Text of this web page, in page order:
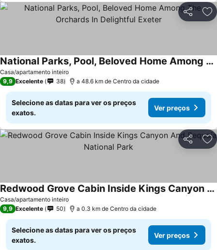
Partilhar
Casa/apartamento inteiro
National Parks, Pool, Beloved Home Among The Orchards In Delightful Exeter
Ver preços
9,9 Excelente 38 a 48.6 km de Centro da cidade
Selecione as datas para ver os preços
exatos.
Ver preços
Partilhar
Casa/apartamento inteiro
Redwood Grove Cabin Inside Kings Canyon And Sequoia National Park
Ver preços
9,9 Excelente 50 a 0.3 km de Centro da cidade
Selecione as datas para ver os preços
exatos.
Ver preços